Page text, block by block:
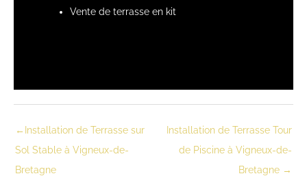
Vente de terrasse en kit
← Installation de Terrasse sur
Sol Stable à Vigneux-de-
Bretagne
Installation de Terrasse Tour
de Piscine à Vigneux-de-
Bretagne →